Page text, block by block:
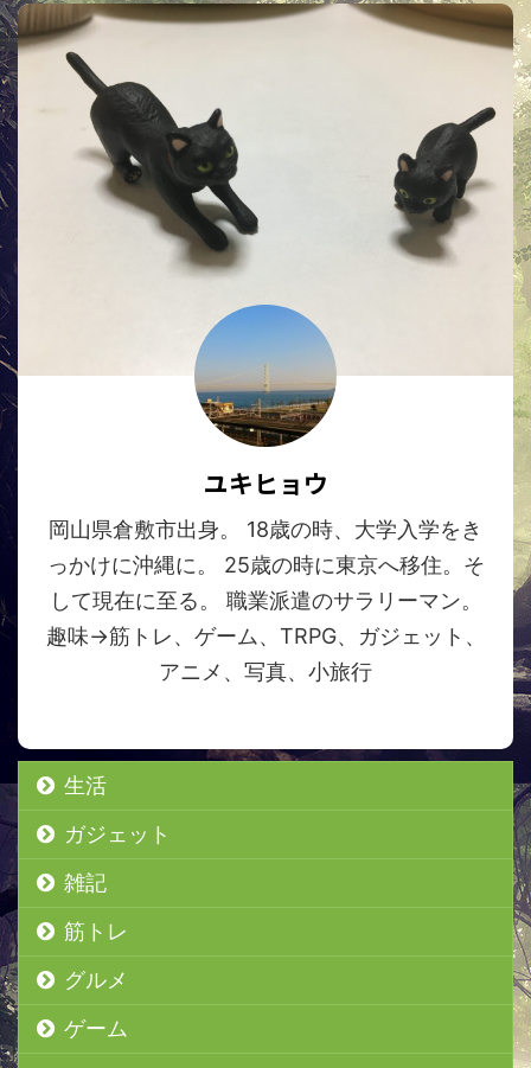
ユキヒョウ
岡山県倉敷市出身。 18歳の時、大学入学をき
っかけに沖縄に。 25歳の時に東京へ移住。そ
して現在に至る。 職業派遣のサラリーマン。
趣味→筋トレ、ゲーム、TRPG、ガジェット、
アニメ、写真、小旅行
生活
ガジェット
雑記
筋トレ
グルメ
ゲーム